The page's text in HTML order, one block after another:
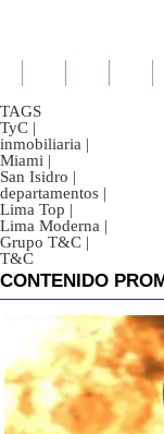
TAGS
TyC |
inmobiliaria |
Miami |
San Isidro |
departamentos |
Lima Top |
Lima Moderna |
Grupo T&C |
T&C